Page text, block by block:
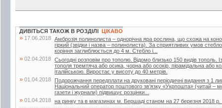
ДИВІТЬСЯ ТАКОЖ В РОЗДІЛІ ЦІКАВО
» 17.06.2018 Амброзія полинолиста – однорічна яра рослина, що схожа на
гіркий (звідки і назва – полинолиста). За сприятливих умов
коріння заглиблюється до 4 м. Стебло і...
» 02.04.2018 Сьогодні розповім про тополю. Відомо близько 150 видів тополь.
тополя тремтяча або осика, чорна або осокір, пірамідальна
італійською. Виростає у висоту до 40 метрів.
» 01.04.2018
Подорожчання передплати на друковані періодичні видання з 1
Національний оператор поштового зв’язку «Укрпошта» (читай –
газети і журнали) підвищує розцінки...
» 01.04.2018 на ринку та в магазинах м. Бершаді станом на 27 березня 2018 р.